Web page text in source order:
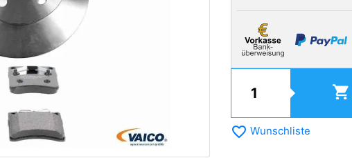
shopping_cart
favorite_border Wunschliste